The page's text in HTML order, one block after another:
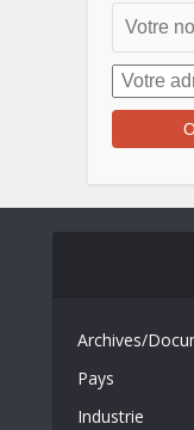
Archives/
Pays
Industrie